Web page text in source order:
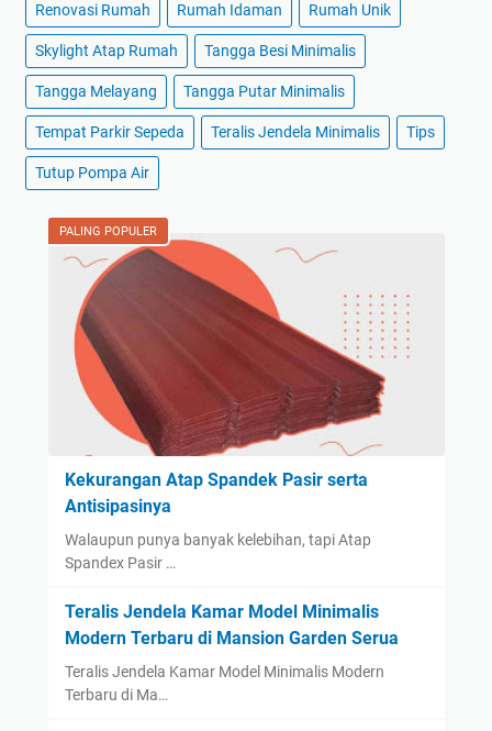
Renovasi Rumah Rumah Idaman Rumah Unik
Skylight Atap Rumah Tangga Besi Minimalis
Tangga Melayang Tangga Putar Minimalis
Tempat Parkir Sepeda Teralis Jendela Minimalis Tips
Tutup Pompa Air
PALING POPULER
Kekurangan Atap Spandek Pasir serta
Antisipasinya
Walaupun punya banyak kelebihan, tapi Atap
Spandex Pasir …
Teralis Jendela Kamar Model Minimalis
Modern Terbaru di Mansion Garden Serua
Teralis Jendela Kamar Model Minimalis Modern
Terbaru di Ma…